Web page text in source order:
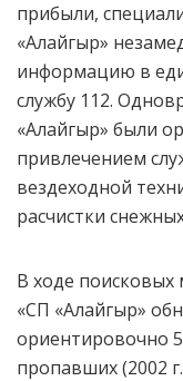
прибыли,
«Алайгыр»
информацию в
службу 112.
«Алайгыр» были
привлечением
вездеходной
расчистки
В ходе поисковых
«СП «Алайгыр»
ориентировочно
пропавших (2002